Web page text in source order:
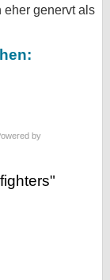
eher genervt als
by